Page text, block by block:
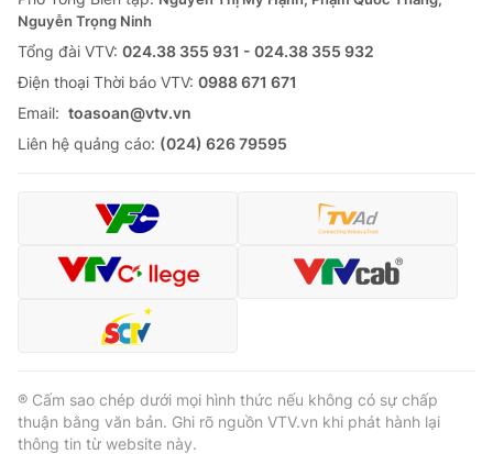
Nguyễn Trọng Ninh
Tổng đài VTV: 024.38 355 931 - 024.38 355 932
Ðiện thoại Thời báo VTV: 0988 671 671
Email: toasoan@vtv.vn
Liên hệ quảng cáo: (024) 626 79595
® Cấm sao chép dưới mọi hình thức nếu không có sự chấp
thuận bằng văn bản. Ghi rõ nguồn VTV.vn khi phát hành lại
thông tin từ website này.